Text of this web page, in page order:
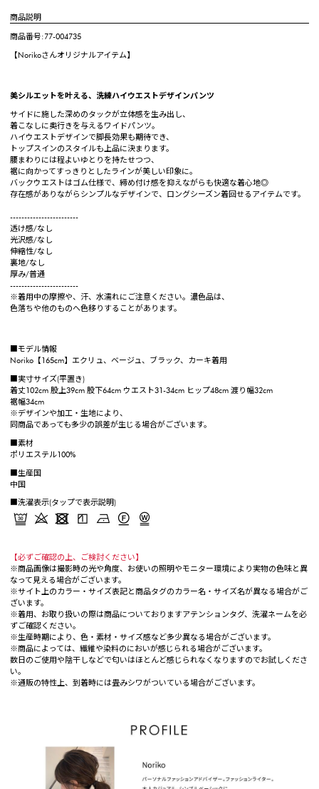
商品説明
商品番号:77-004735
【Norikoさんオリジナルアイテム】
美シルエットを叶える、洗練ハイウエストデザインパンツ
サイドに施した深めのタックが立体感を生み出し、
着こなしに奥行きを与えるワイドパンツ。
ハイウエストデザインで脚長効果も期待でき、
トップスインのスタイルも上品に決まります。
腰まわりには程よいゆとりを持たせつつ、
裾に向かってすっきりとしたラインが美しい印象に。
バックウエストはゴム仕様で、締め付け感を抑えながらも快適な着心地◎
存在感がありながらシンプルなデザインで、ロングシーズン着回せるアイテムです。
------------------------
透け感/なし
光沢感/なし
伸縮性/なし
裏地/なし
厚み/普通
------------------------
※着用中の摩擦や、汗、水濡れにご注意ください。濃色品は、
色落ちや他のものへ色移りすることがあります。
■モデル情報
Noriko【165cm】エクリュ、ベージュ、ブラック、カーキ着用
■実寸サイズ(平置き)
着丈102cm 股上39cm 股下64cm ウエスト31-34cm ヒップ48cm 渡り幅32cm
裾幅34cm
※デザインや加工・生地により、
同商品であっても多少の誤差が生じる場合がございます。
■素材
ポリエステル100%
■生産国
中国
■洗濯表示(タップで表示説明)
【必ずご確認の上、ご検討ください】
※商品画像は撮影時の光や角度、お使いの照明やモニター環境により実物の色味と異
なって見える場合がございます。
※サイト上のカラー・サイズ表記と商品タグのカラー名・サイズ名が異なる場合がご
ざいます。
※着用、お取り扱いの際は商品についておりますアテンションタグ、洗濯ネームを必
ずご確認ください。
※生産時期により、色・素材・サイズ感など多少異なる場合がございます。
※商品によっては、繊維や染料のにおいが感じられる場合がございます。
数日のご使用や陰干しなどで匂いはほとんど感じられなくなりますのでお試しくださ
い。
※通販の特性上、到着時には畳みシワがついている場合がございます。